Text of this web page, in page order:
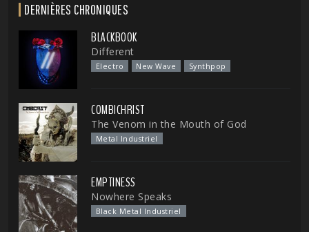
DERNIÈRES CHRONIQUES
BLACKBOOK
Different
Electro New Wave Synthpop
COMBICHRIST
The Venom in the Mouth of God
Metal Industriel
EMPTINESS
Nowhere Speaks
Black Metal Industriel